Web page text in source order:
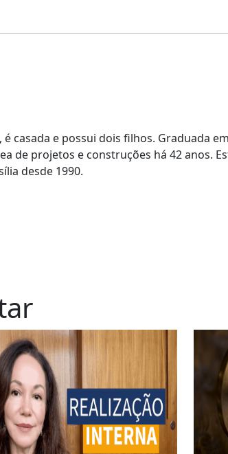
é casada e possui dois filhos. Graduada em
de projetos e construções há 42 anos.
desde 1990.